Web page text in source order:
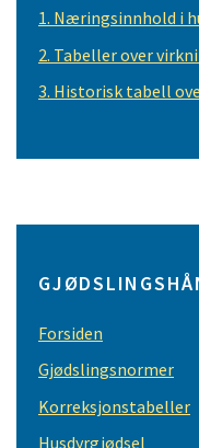
1. Næringsinnhold i
2. Tabeller over
3. Historisk tabell
Forsiden
Gjødslingsnormer
Korreksjonstabeller
Husdyrgjødsel